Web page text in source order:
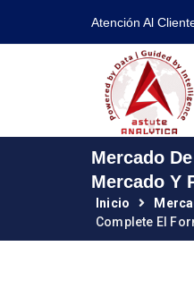
Atención Al
Mercado
Mercado Y
Inicio
Complete El